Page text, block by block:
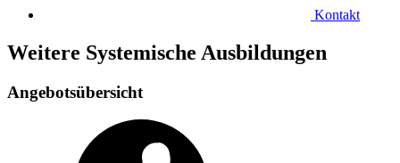
Kontakt
Weitere Systemische Ausbildungen
Angebotsübersicht